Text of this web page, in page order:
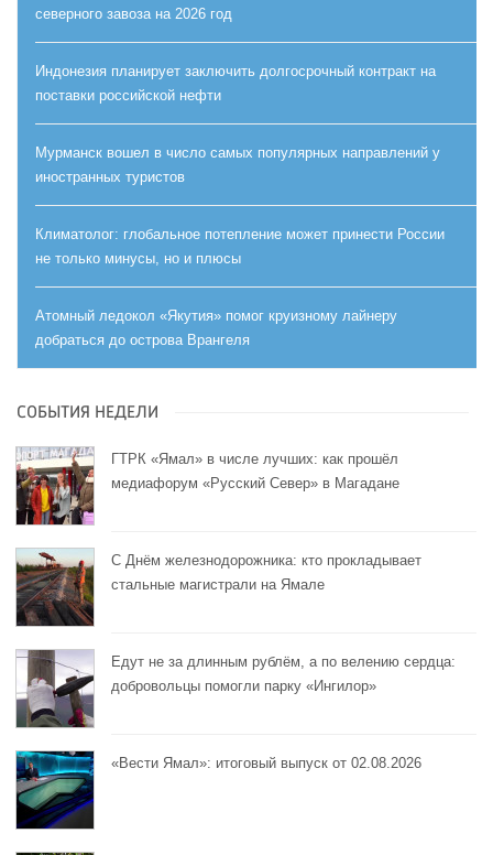
северного завоза на 2026 год
Индонезия планирует заключить долгосрочный контракт на
поставки российской нефти
Мурманск вошел в число самых популярных направлений у
иностранных туристов
Климатолог: глобальное потепление может принести России
не только минусы, но и плюсы
Атомный ледокол «Якутия» помог круизному лайнеру
добраться до острова Врангеля
СОБЫТИЯ НЕДЕЛИ
ГТРК «Ямал» в числе лучших: как прошёл
медиафорум «Русский Север» в Магадане
С Днём железнодорожника: кто прокладывает
стальные магистрали на Ямале
Едут не за длинным рублём, а по велению сердца:
добровольцы помогли парку «Ингилор»
«Вести Ямал»: итоговый выпуск от 02.08.2026